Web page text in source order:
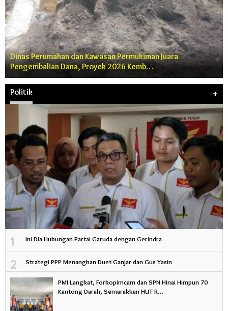
Dinas Perumahan dan Kawasan Permukiman Juara
Pengembalian Dana, Proyek 2026 Kemb…
Politik +
1 Ini Dia Hubungan Partai Garuda dengan Gerindra
2 Strategi PPP Menangkan Duet Ganjar dan Gus Yasin
PMI Langkat, Forkopimcam dan SPN Hinai Himpun 70
Kantong Darah, Semarakkan HUT R…